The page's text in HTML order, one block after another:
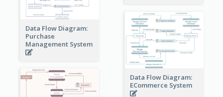
Data Flow Diagram:
Purchase
Management System
Data Flow Diagram:
ECommerce System